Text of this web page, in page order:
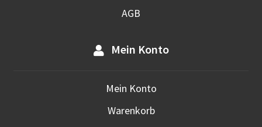
AGB
Mein Konto
Mein Konto
Warenkorb